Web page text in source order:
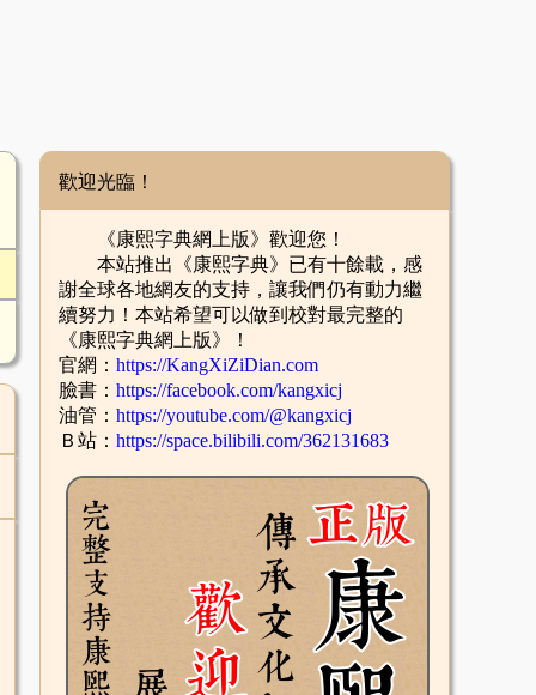
歡迎光臨！
《康熙字典網上版》歡迎您！
本站推出《康熙字典》已有十餘載，感
謝全球各地網友的支持，讓我們仍有動力繼
續努力！本站希望可以做到校對最完整的
《康熙字典網上版》！
官網： https://KangXiZiDian.com
臉書： https://facebook.com/kangxicj
油管： https://youtube.com/@kangxicj
Ｂ站： https://space.bilibili.com/362131683